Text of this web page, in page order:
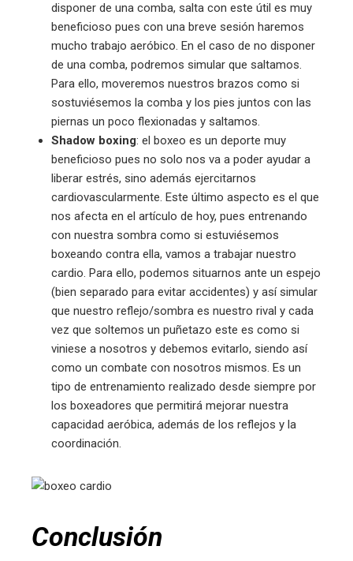
disponer de una comba, salta con este útil es muy
beneficioso pues con una breve sesión haremos
mucho trabajo aeróbico. En el caso de no disponer
de una comba, podremos simular que saltamos.
Para ello, moveremos nuestros brazos como si
sostuviésemos la comba y los pies juntos con las
piernas un poco flexionadas y saltamos.
Shadow boxing: el boxeo es un deporte muy
beneficioso pues no solo nos va a poder ayudar a
liberar estrés, sino además ejercitarnos
cardiovascularmente. Este último aspecto es el que
nos afecta en el artículo de hoy, pues entrenando
con nuestra sombra como si estuviésemos
boxeando contra ella, vamos a trabajar nuestro
cardio. Para ello, podemos situarnos ante un espejo
(bien separado para evitar accidentes) y así simular
que nuestro reflejo/sombra es nuestro rival y cada
vez que soltemos un puñetazo este es como si
viniese a nosotros y debemos evitarlo, siendo así
como un combate con nosotros mismos. Es un
tipo de entrenamiento realizado desde siempre por
los boxeadores que permitirá mejorar nuestra
capacidad aeróbica, además de los reflejos y la
coordinación.
Conclusión